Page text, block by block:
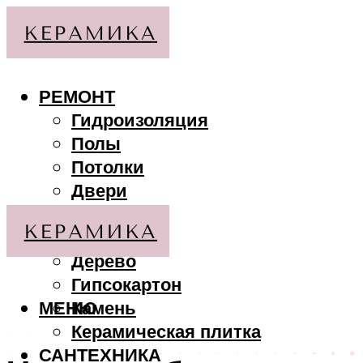
РЕМОНТ
Гидроизоляция
Полы
Потолки
Двери
МАТЕРИАЛЫ
Дерево
Гипсокартон
Камень
Керамическая плитка
САНТЕХНИКА
МЕНЮ